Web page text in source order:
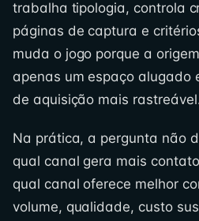
trabalha tipologia, controla
páginas de captura e
muda o jogo porque a
apenas um espaço alugado
de aquisição mais
Na prática, a pergunta não
qual canal gera mais
qual canal oferece melhor
volume, qualidade, custo